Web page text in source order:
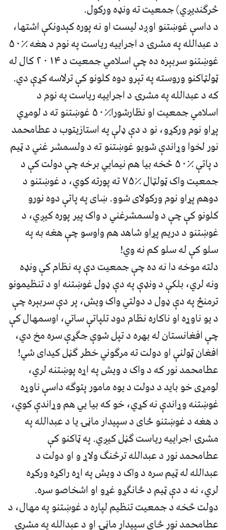
څرګندیږي) جمعیت ته ونډه ورکول.
د داسې غوښتنو اوږد لیست او نه پوره کېدونکې اشتها،
د عبدالله په مشرۍ د اجراییه ریاست په نوم د هغه ٪۵۰
غوښتنو سربېره ده چې اسلامي جمعیت د ۲۰۱۴ کال له
ټولټاکنو وروسته په تېرو دوه کلونو کې ترلاسه کړې دي.
که د عبدالله په مشرۍ د اجراییه ریاست په نوم د
اسلامي جمعیت او نظارشورا٪۵۰ غوښتنو ته د لومړي
پړاو نوم ورکړو، نو د دې ډلې په استازیتوب د عطامحمد
نور لخوا وړاندې شویو غوښتنو ته د ولسمشر غني د ټیم
د پاتې ٪۵۰ څخه بیا هم نیمايي برخه چې دولت کې د
جمعیت واک ټولټال ٪۷۵ ته پورته کوي، د غوښتنو د
دوهم پړاو نوم ورکولای شوو. ښای په پاتې دوه نورو
کلونو کې چې د ولسمشرغني د واک پیر پوره کیږي، د
غوښتنو د دریم پړاو شاهد هم واوسو چې هغه به په
سلو کې له سلو کم نه وي!
دلته موخه دا نه ده چې جمعیت دې په نظام کې ونډه
ونه لري، بلکې د ونډې په دې ډول غوښتنه او د تنظیمونو
ترمنځ په دې ډول د دولتي واک ویش، پر دې سربېره چې
د یو ناوړه او ناکاره نظام دود تلپاتې ساتي، اوسمهال کې
چې افغانستان له بهره د تپل شوې جګړې سره مخ دي،
افغان ټولنې او دولت ته مرګوني خطر ګڼل کیدای شي!
عطامحمد نور که د واک د ویش په اړه پوښتنه لري،
لومړی خو باید د دولت د یوه مامور پتوګه داسې ناوړه
غوښتنه وړاندې نه کړي، خو که بیا يي هم وړاندې کوي،
د هغه د غوښتنو ځای د سپيدار ماڼۍ یا د عبدالله په
مشرۍ اجراییه ریاست ګڼل کیږي. په ټاکنو کې
عطامحمد نور د عبدالله ترڅنګ ولاړ و او دولت د
عبدالله له ټیم سره د واک د ویش په اړه راکړه ورکړه
لري، نه د دې ټیم د ځانګړو غړو او اشخاصو سره.
دولت څخه د جمعیت تنظیم لپاره د غوښتنو په مهال، د
عطامحمد نور ځای سپیدار ماڼۍ او د عبدالله په مشرۍ